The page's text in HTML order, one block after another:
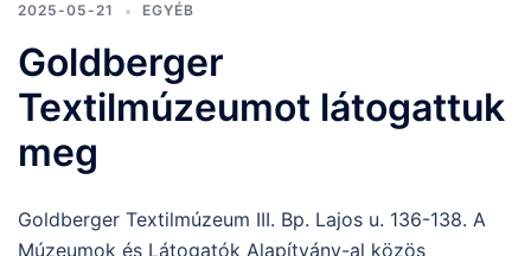
2025-05-21 EGYÉB
Goldberger
Textilmúzeumot látogattuk
meg
Goldberger Textilmúzeum III. Bp. Lajos u. 136-138. A
Múzeumok és Látogatók Alapítvány-al közös